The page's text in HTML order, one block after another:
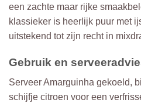
een zachte maar rijke
klassieker is heerlijk puur met
uitstekend tot zijn recht in
Gebruik en
Serveer Amarguinha gekoeld,
schijfje citroen voor een